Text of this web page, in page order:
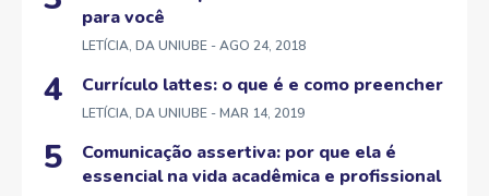
para você
LETÍCIA, DA UNIUBE - AGO 24, 2018
Currículo lattes: o que é e como preencher
LETÍCIA, DA UNIUBE - MAR 14, 2019
Comunicação assertiva: por que ela é
essencial na vida acadêmica e profissional